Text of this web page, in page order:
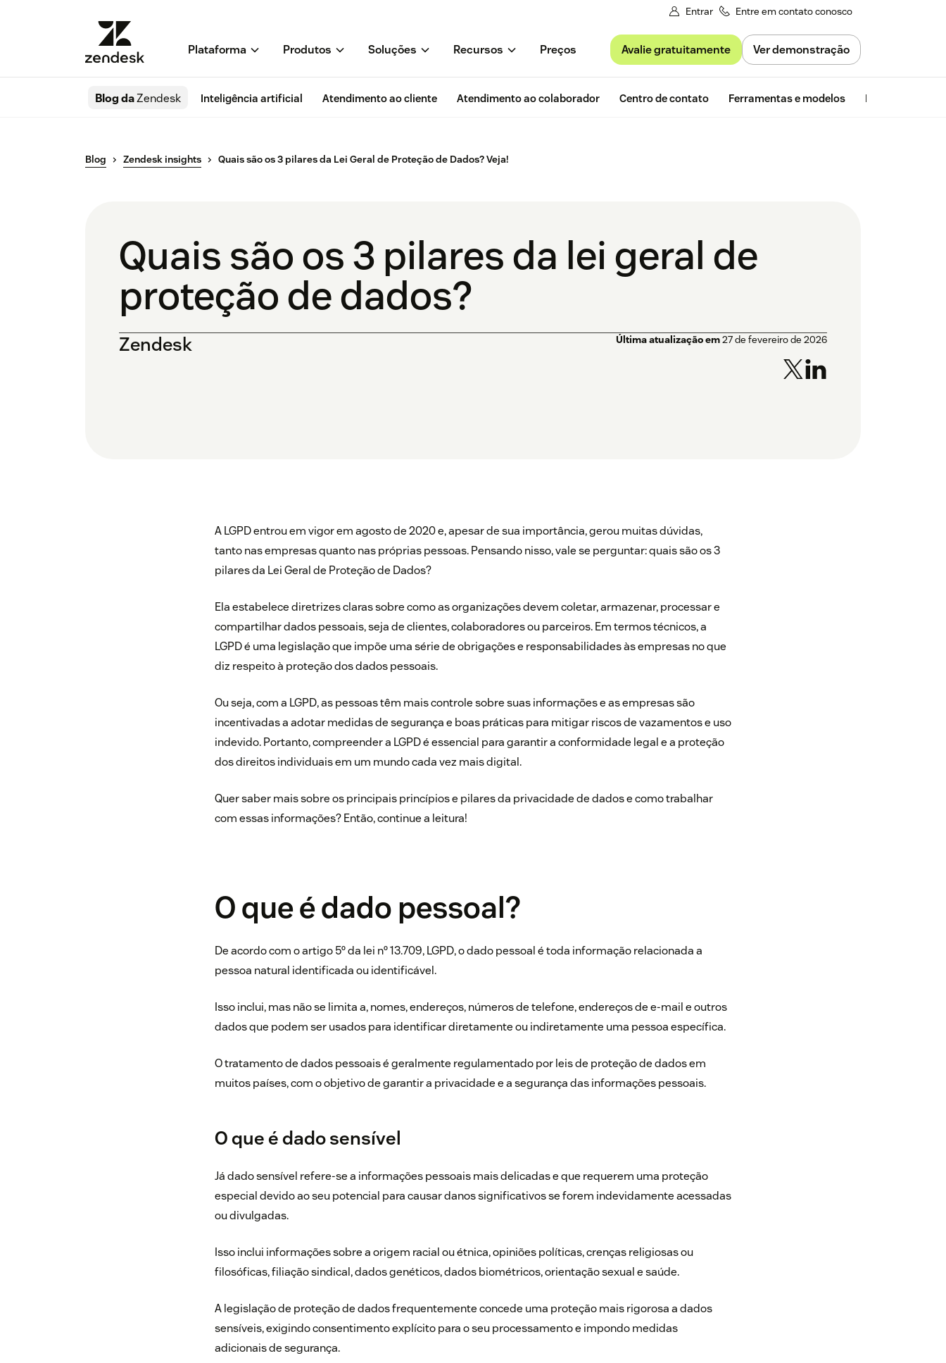
Entrar Entre em contato conosco
Plataforma Produtos Soluções Recursos Preços Avalie gratuitamente Ver demonstração
Blog daZendesk Inteligência artificial Atendimento ao cliente Atendimento ao colaborador Centro de contato Ferramentas e modelos Insights da
Blog Zendesk insights Quais são os 3 pilares da Lei Geral de Proteção de Dados? Veja!
Quais são os 3 pilares da lei geral de
proteção de dados?
Zendesk Última atualização em27 de fevereiro de 2026
A LGPD entrou em vigor em agosto de 2020 e, apesar de sua importância, gerou muitas dúvidas,
tanto nas empresas quanto nas próprias pessoas. Pensando nisso, vale se perguntar: quais são os 3
pilares da Lei Geral de Proteção de Dados?
Ela estabelece diretrizes claras sobre como as organizações devem coletar, armazenar, processar e
compartilhar dados pessoais, seja de clientes, colaboradores ou parceiros. Em termos técnicos, a
LGPD é uma legislação que impõe uma série de obrigações e responsabilidades às empresas no que
diz respeito à proteção dos dados pessoais.
Ou seja, com a LGPD, as pessoas têm mais controle sobre suas informações e as empresas são
incentivadas a adotar medidas de segurança e boas práticas para mitigar riscos de vazamentos e uso
indevido. Portanto, compreender a LGPD é essencial para garantir a conformidade legal e a proteção
dos direitos individuais em um mundo cada vez mais digital.
Quer saber mais sobre os principais princípios e pilares da privacidade de dados e como trabalhar
com essas informações? Então, continue a leitura!
O que é dado pessoal?
De acordo com o artigo 5º da lei nº 13.709, LGPD, o dado pessoal é toda informação relacionada a
pessoa natural identificada ou identificável.
Isso inclui, mas não se limita a, nomes, endereços, números de telefone, endereços de e-mail e outros
dados que podem ser usados para identificar diretamente ou indiretamente uma pessoa específica.
O tratamento de dados pessoais é geralmente regulamentado por leis de proteção de dados em
muitos países, com o objetivo de garantir a privacidade e a segurança das informações pessoais.
O que é dado sensível
Já dado sensível refere-se a informações pessoais mais delicadas e que requerem uma proteção
especial devido ao seu potencial para causar danos significativos se forem indevidamente acessadas
ou divulgadas.
Isso inclui informações sobre a origem racial ou étnica, opiniões políticas, crenças religiosas ou
filosóficas, filiação sindical, dados genéticos, dados biométricos, orientação sexual e saúde.
A legislação de proteção de dados frequentemente concede uma proteção mais rigorosa a dados
sensíveis, exigindo consentimento explícito para o seu processamento e impondo medidas
adicionais de segurança.